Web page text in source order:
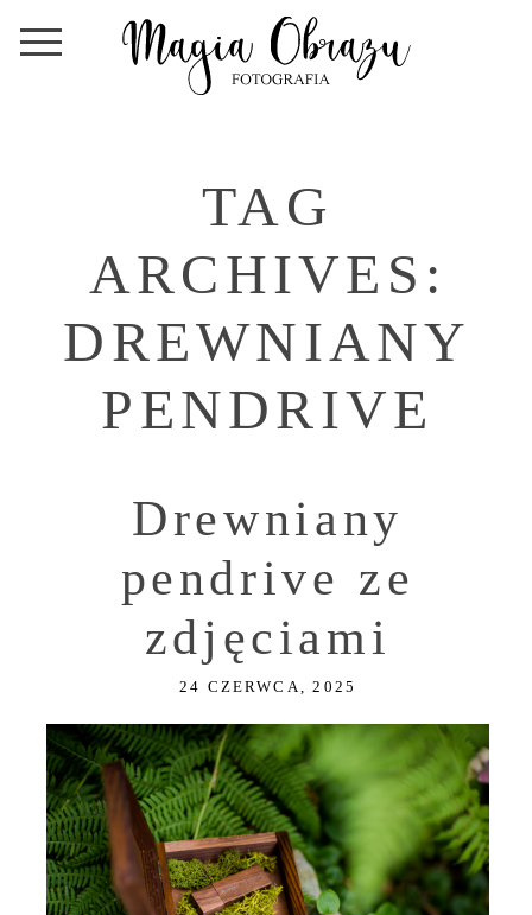
TAG
ARCHIVES:
DREWNIANY
PENDRIVE
Drewniany
pendrive ze
zdjęciami
24 CZERWCA, 2025